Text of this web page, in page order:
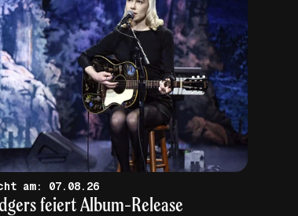
veröffentlicht am: 07.08.26
feiert Album-Release